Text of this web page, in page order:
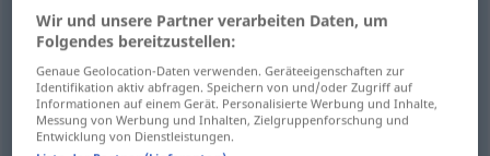
ängstlich frileux FIG
zaghaft frileux
Wir und unsere Partner verarbeiten Daten, um
Folgendes bereitzustellen:
Genaue Geolocation-Daten verwenden. Geräteeigenschaften zur
Identifikation aktiv abfragen. Speichern von und/oder Zugriff auf
Informationen auf einem Gerät. Personalisierte Werbung und Inhalte,
Messung von Werbung und Inhalten, Zielgruppenforschung und
Entwicklung von Dienstleistungen.